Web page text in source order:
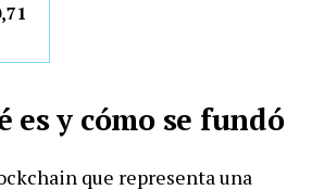
es y cómo se fundó
que representa una